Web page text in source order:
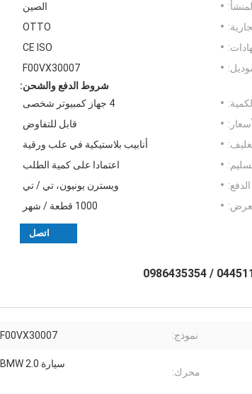
الصين
OTTO
CE ISO
F00VX30007
شروط الدفع والشحن:
4 جهاز كمبيوتر شخصى
قابل للتفاوض
أنابيب بلاستيكية في علب ورقية
اعتمادا على كمية الطلب
ويسترن يونيون، تي / تي
1000 قطعة / شهر
اتصل
نموذج: F00VX30007
محرك:
سيارة BMW 2.0